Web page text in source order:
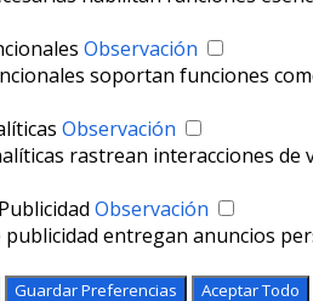
Observación
soportan funciones
Observación
rastrean interacciones
Observación
publicidad entregan anuncios
Guardar Preferencias Aceptar Todo